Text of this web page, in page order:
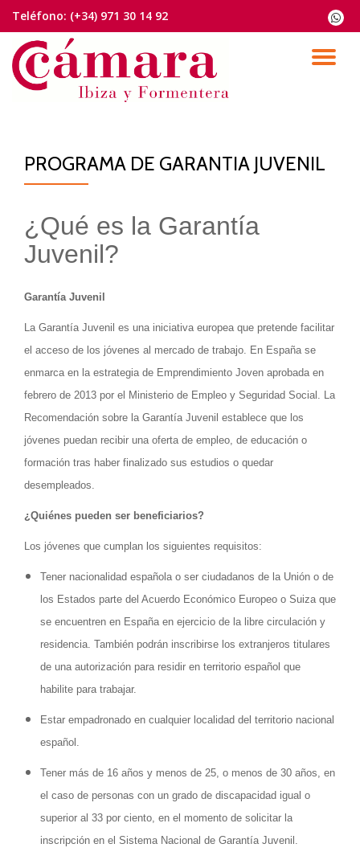
Saltar
contenido
Teléfono: (+34) 971 30 14 92
fa-
PROGRAMA DE GARANTIA JUVENIL
¿Qué es la Garantía
Juvenil?
Garantía Juvenil
La Garantía Juvenil es una iniciativa europea que pretende facilitar
el acceso de los jóvenes al mercado de trabajo. En España se
enmarca en la estrategia de Emprendimiento Joven aprobada en
febrero de 2013 por el Ministerio de Empleo y Seguridad Social. La
Recomendación sobre la Garantía Juvenil establece que los
jóvenes puedan recibir una oferta de empleo, de educación o
formación tras haber finalizado sus estudios o quedar
desempleados.
¿Quiénes pueden ser beneficiarios?
Los jóvenes que cumplan los siguientes requisitos:
Tener nacionalidad española o ser ciudadanos de la Unión o de
los Estados parte del Acuerdo Económico Europeo o Suiza que
se encuentren en España en ejercicio de la libre circulación y
residencia. También podrán inscribirse los extranjeros titulares
de una autorización para residir en territorio español que
habilite para trabajar.
Estar empadronado en cualquier localidad del territorio nacional
español.
Tener más de 16 años y menos de 25, o menos de 30 años, en
el caso de personas con un grado de discapacidad igual o
superior al 33 por ciento, en el momento de solicitar la
inscripción en el Sistema Nacional de Garantía Juvenil.